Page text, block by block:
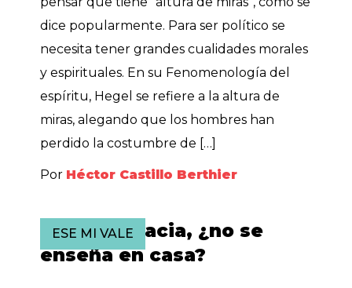
dice popularmente. Para ser político se
necesita tener grandes cualidades morales
y espirituales. En su Fenomenología del
espíritu, Hegel se refiere a la altura de
miras, alegando que los hombres han
perdido la costumbre de […]
Por Héctor Castillo Berthier
ESE MI VALE
La democracia, ¿no se
enseña en casa?